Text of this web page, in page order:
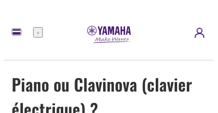
Menu
Piano ou Clavinova (clavier